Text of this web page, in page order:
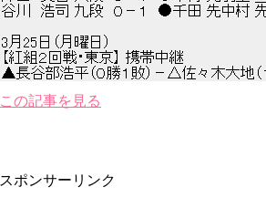
この記事を見る
スポンサーリンク